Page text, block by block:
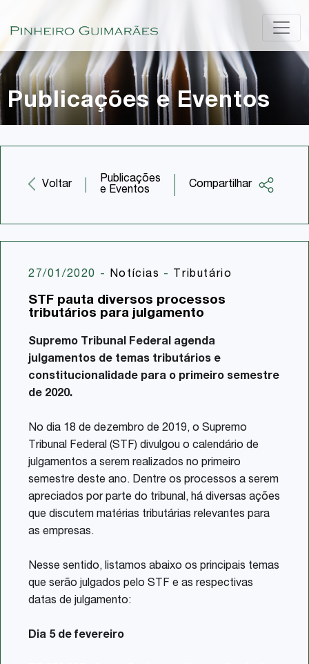
Publicações e Eventos
Voltar
Publicações
e Eventos
Compartilhar
Twitter
27/01/2020 - Notícias - Tributário
STF pauta diversos processos
tributários para julgamento
Supremo Tribunal Federal agenda
julgamentos de temas tributários e
constitucionalidade para o primeiro semestre
de 2020.
No dia 18 de dezembro de 2019, o Supremo
Tribunal Federal (STF) divulgou o calendário de
julgamentos a serem realizados no primeiro
semestre deste ano. Dentre os processos a serem
apreciados por parte do tribunal, há diversas ações
que discutem matérias tributárias relevantes para
as empresas.
Nesse sentido, listamos abaixo os principais temas
que serão julgados pelo STF e as respectivas
datas de julgamento:
Dia 5 de fevereiro